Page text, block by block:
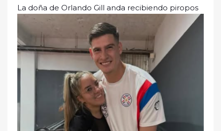
La doña de Orlando Gill anda recibiendo piropos